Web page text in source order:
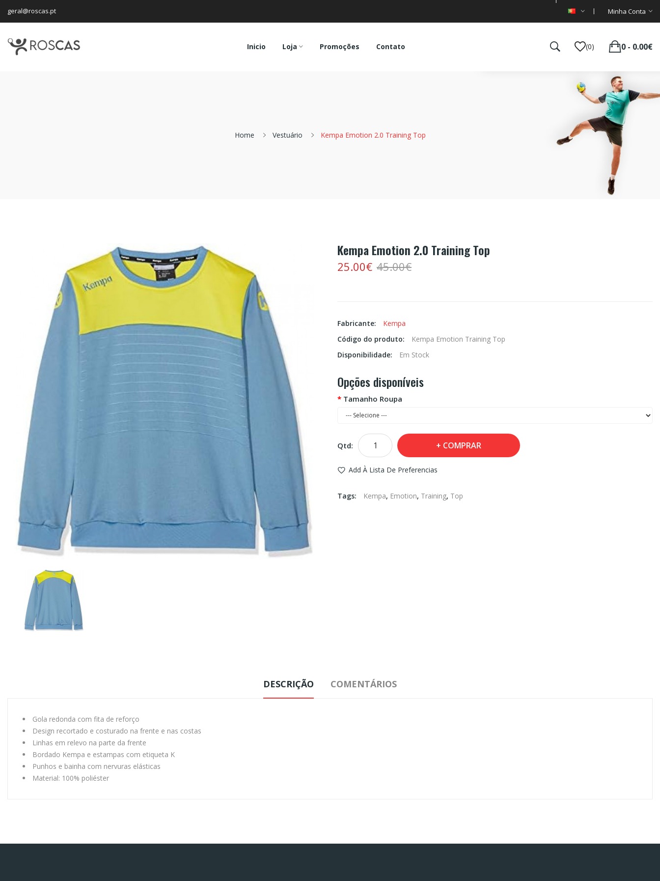
geral@roscas.pt Minha Conta
Inicio Loja Promoções Contato (0) 0 - 0.00€
Home Vestuário Kempa Emotion 2.0 Training Top
Kempa Emotion 2.0 Training Top
25.00€ 45.00€
Fabricante:
Kempa
Código do produto:
Kempa Emotion Training Top
Disponibilidade:
Em Stock
Opções disponíveis
Tamanho Roupa
Qtd: COMPRAR
Add À Lista De Preferencias
Tags: Kempa, Emotion, Training, Top
DESCRIÇÃO COMENTÁRIOS
Gola redonda com fita de reforço
Design recortado e costurado na frente e nas costas
Linhas em relevo na parte da frente
Bordado Kempa e estampas com etiqueta K
Punhos e bainha com nervuras elásticas
Material: 100% poliéster